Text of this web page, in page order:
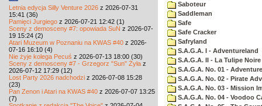
Letnia edycja Silly Venture 2026 z 2026-07-31
15:41 (36)
Pamięci Jurgiego z 2026-07-21 12:42 (1)
Sceny z demosceny #7: opowiada SuN z 2026-07-
19 15:24 (2)
Atari Muzeum w Poznaniu na KWAS #40 z 2026-
07-16 16:10 (4)
Nie żyje kolega Pecuś z 2026-07-13 18:00 (30)
Sceny z demosceny #7 - Grzegorz "Sun" Żyła z
2026-07-12 17:29 (12)
Lost Party 2026 nadchodzi z 2026-07-08 15:28
(23)
Pan Zenon i Atari na KWAS #40 z 2026-07-07 13:25
(7)
Saboteur
Saddleman
Safe
Safe Cracker
Safryland
S.A.G.A. I - Adventureland
S.A.G.A. II - La Tulipe Noire
S.A.G.A. No. 01 -
S.A.G.A. No. 02 - Pirate
S.A.G.A. No. 03 - Mission
S.A.G.A. No. 04 - Voodoo